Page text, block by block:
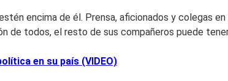
encima de él. Prensa, aficionados y colegas
de todos, el resto de sus compañeros puede
en su país (VIDEO)